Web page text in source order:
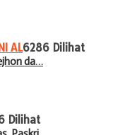
AL6286 Dilihat
da…
Dilihat